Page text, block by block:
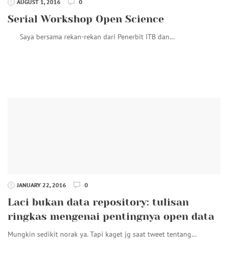
AUGUST 1, 2016 0
Serial Workshop Open Science
Saya bersama rekan-rekan dari Penerbit ITB dan…
JANUARY 22, 2016 0
Laci bukan data repository: tulisan
ringkas mengenai pentingnya open data
Mungkin sedikit norak ya. Tapi kaget jg saat tweet tentang…